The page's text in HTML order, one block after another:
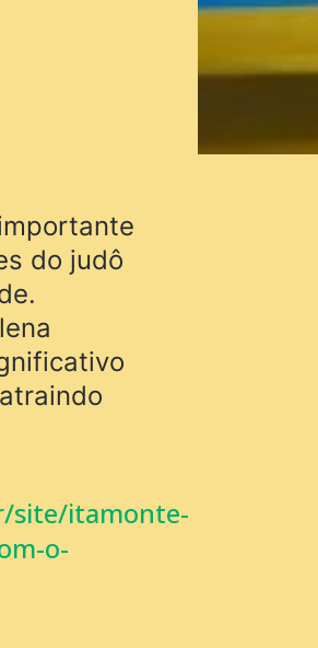
do judô
site/itamonte-
o-